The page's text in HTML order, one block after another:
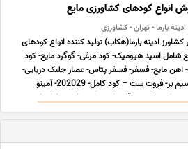
انواع کودهای کشاورزی مایع
بارما - تهران - کشاورزی
ادینه بارما(هکاب) تولید کننده انواع کودهای
شامل اسید هیومیک- کود مرغی- گوگرد مایع- کود
اهن مایع- فسفر- فسفر پتاس- عصار جلبک دریایی-
روی و بر- کلسیم بر- فروت ست – کود کامل- 202029- آمینو
– کود تقویتی -قارچ کش- کودهای محلول پا ... ...